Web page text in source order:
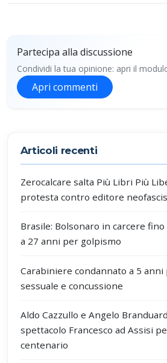
Partecipa alla discussione
Condividi la tua opinione: apri il
Apri commenti
Articoli recenti
Zerocalcare salta Più Libri Più
protesta contro editore
Brasile: Bolsonaro in carcere fino
a 27 anni per golpismo
Carabiniere condannato a 5 anni
sessuale e concussione
Aldo Cazzullo e Angelo
spettacolo Francesco ad Assisi
centenario